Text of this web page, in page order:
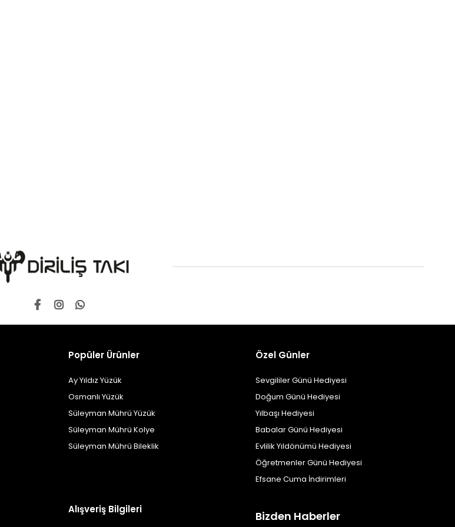
Popüler Ürünler
Ay Yıldız Yüzük
Osmanlı Yüzük
Süleyman Mührü Yüzük
Süleyman Mührü Kolye
Süleyman Mührü Bileklik
Özel Günler
Sevgililer Günü Hediyesi
Doğum Günü Hediyesi
Yılbaşı Hediyesi
Babalar Günü Hediyesi
Evlilik Yıldönümü Hediyesi
Öğretmenler Günü Hediyesi
Efsane Cuma İndirimleri
Alışveriş Bilgileri Bizden Haberler